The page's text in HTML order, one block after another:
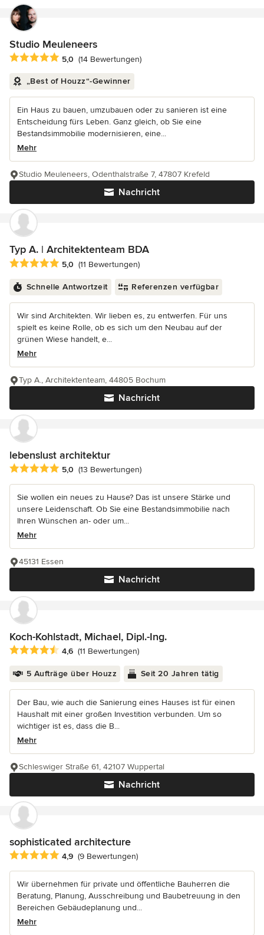
Studio Meuleneers
Durchschnittliche Bewertung: 5 von 5 Sternen
5,0 (14 Bewertungen)
„Best of Houzz“-Gewinner
Ein Haus zu bauen, umzubauen oder zu sanieren ist eine
Entscheidung fürs Leben. Ganz gleich, ob Sie eine
Bestandsimmobilie modernisieren, eine...
Mehr
Nachricht
Studio Meuleneers, Odenthalstraße 7, 47807 Krefeld
Typ A. | Architektenteam BDA
Durchschnittliche Bewertung: 5 von 5 Sternen
5,0 (11 Bewertungen)
Schnelle Antwortzeit Referenzen verfügbar
Wir sind Architekten. Wir lieben es, zu entwerfen. Für uns
spielt es keine Rolle, ob es sich um den Neubau auf der
grünen Wiese handelt, e...
Mehr
Nachricht
Typ A., Architektenteam, 44805 Bochum
lebenslust architektur
Durchschnittliche Bewertung: 5 von 5 Sternen
5,0 (13 Bewertungen)
Sie wollen ein neues zu Hause? Das ist unsere Stärke und
unsere Leidenschaft. Ob Sie eine Bestandsimmobilie nach
Ihren Wünschen an- oder um...
Mehr
Nachricht
45131 Essen
Koch-Kohlstadt, Michael, Dipl.-Ing.
Durchschnittliche Bewertung: 4.6 von 5 Sternen
4,6 (11 Bewertungen)
5 Aufträge über Houzz Seit 20 Jahren tätig
Der Bau, wie auch die Sanierung eines Hauses ist für einen
Haushalt mit einer großen Investition verbunden. Um so
wichtiger ist es, dass die B...
Mehr
Nachricht
Schleswiger Straße 61, 42107 Wuppertal
sophisticated architecture
Durchschnittliche Bewertung: 4.9 von 5 Sternen
4,9 (9 Bewertungen)
Wir übernehmen für private und öffentliche Bauherren die
Beratung, Planung, Ausschreibung und Baubetreuung in den
Bereichen Gebäudeplanung und...
Mehr